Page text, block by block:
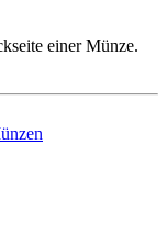
einer Münze.